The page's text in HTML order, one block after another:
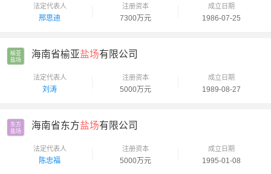
法定代表人
邢思迪
注册资本
7300万元
成立日期
1986-07-25
榆亚
盐场
海南省榆亚盐场有限公司
法定代表人
刘涛
注册资本
5000万元
成立日期
1989-08-27
东方
盐场
海南省东方盐场有限公司
法定代表人
陈忠福
注册资本
5000万元
成立日期
1995-01-08